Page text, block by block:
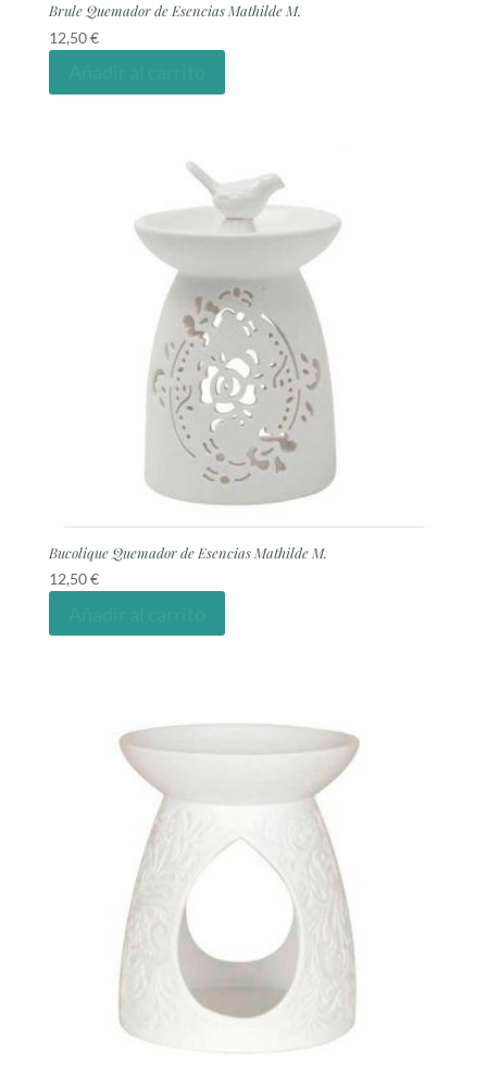
Brule Quemador de Esencias Mathilde M.
12,50€
Bucolique Quemador de Esencias Mathilde M.
12,50€